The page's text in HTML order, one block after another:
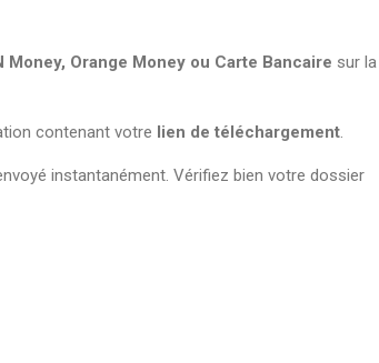
Money, Orange Money ou Carte Bancaire sur la
contenant votre lien de téléchargement
instantanément. Vérifiez bien votre dossier